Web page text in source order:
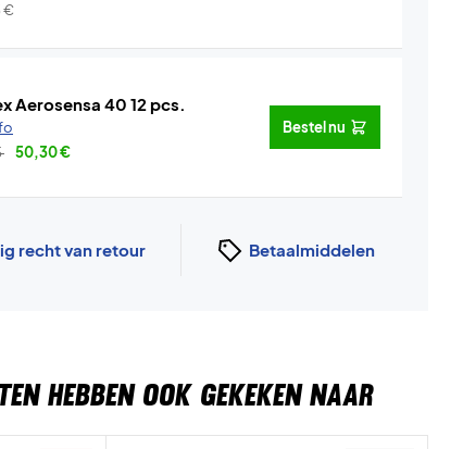
€
Aerosensa 40 12 pcs.
50,30€
Bestel nu
recht van retour Betaalmiddelen
HEBBEN OOK GEKEKEN NAAR